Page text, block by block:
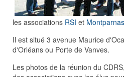
les associations RSI et
Il est situé 3 avenue Maurice
d'Orléans ou Porte de Vanves.
Les photos de la réunion du